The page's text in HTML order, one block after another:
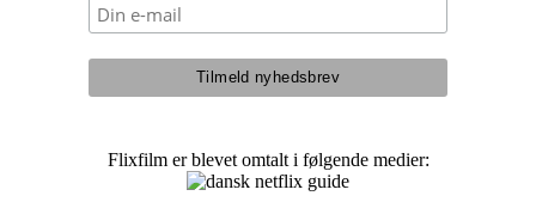
Flixfilm er blevet omtalt i følgende medier: